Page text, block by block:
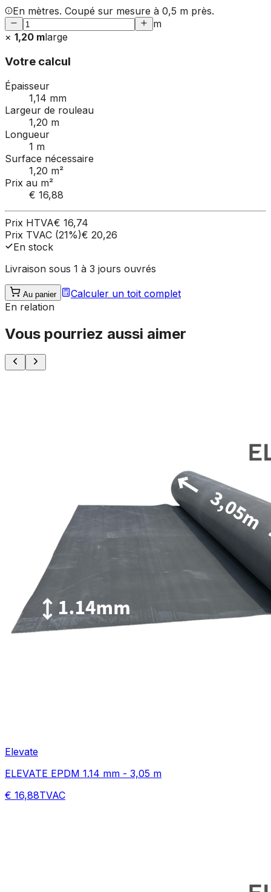
En mètres. Coupé sur mesure à 0,5 m près.
m
× 1,20 mlarge
Votre calcul
Épaisseur
1,14 mm
Largeur de rouleau
1,20 m
Longueur
1 m
Surface nécessaire
1,20 m²
Prix au m²
€ 16,88
Prix HTVA€ 16,74
Prix TVAC (21%)€ 20,26
En stock
Livraison sous 1 à 3 jours ouvrés
Au panier
Calculer un toit complet
En relation
Vous pourriez aussi aimer
Elevate
ELEVATE EPDM 1.14 mm - 3,05 m
€ 16,88TVAC